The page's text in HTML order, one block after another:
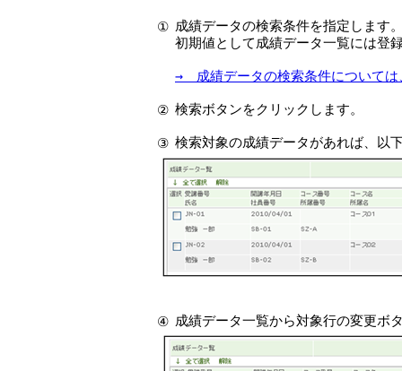
① 成績データの検索条件を指定します
初期値として成績データ一覧には登
→ 成績データの検索条件については
② 検索ボタンをクリックします。
③ 検索対象の成績データがあれば、以
④ 成績データ一覧から対象行の変更ボ